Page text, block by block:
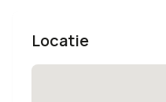
Locatie